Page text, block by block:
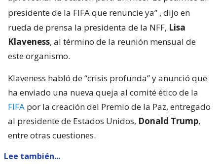
presidente de la FIFA que renuncie ya” , dijo en
rueda de prensa la presidenta de la NFF, Lisa
Klaveness, al término de la reunión mensual de
este organismo.
Klaveness habló de “crisis profunda” y anunció que
ha enviado una nueva queja al comité ético de la
FIFA por la creación del Premio de la Paz, entregado
al presidente de Estados Unidos, Donald Trump,
entre otras cuestiones.
Lee también...